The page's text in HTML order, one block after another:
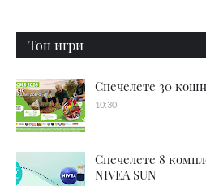
Топ игри
Спечелете 30
10:30
Спечелете 8
NIVEA SUN